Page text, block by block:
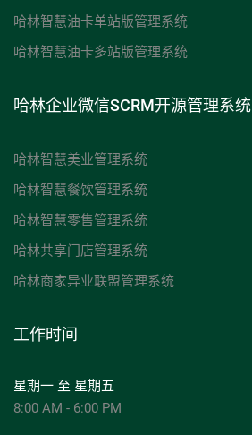
哈林智慧油卡单站版管理系统
哈林智慧油卡多站版管理系统
哈林企业微信SCRM开源管理系统
哈林智慧美业管理系统
哈林智慧餐饮管理系统
哈林智慧零售管理系统
哈林共享门店管理系统
哈林商家异业联盟管理系统
工作时间
星期一 至 星期五
8:00 AM - 6:00 PM